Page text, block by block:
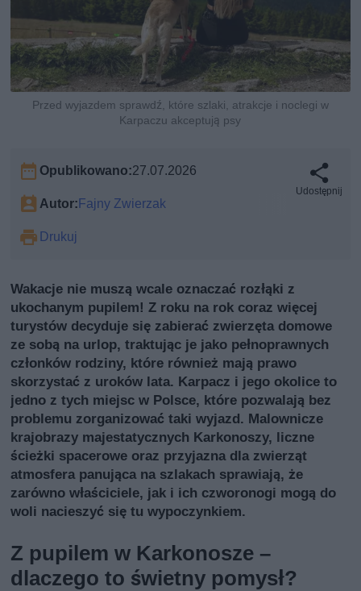
Przed wyjazdem sprawdź, które szlaki, atrakcje i noclegi w
Karpaczu akceptują psy
Opublikowano:27.07.2026
Autor:Fajny Zwierzak
Drukuj
Udostępnij
Wakacje nie muszą wcale oznaczać rozłąki z
ukochanym pupilem! Z roku na rok coraz więcej
turystów decyduje się zabierać zwierzęta domowe
ze sobą na urlop, traktując je jako pełnoprawnych
członków rodziny, które również mają prawo
skorzystać z uroków lata. Karpacz i jego okolice to
jedno z tych miejsc w Polsce, które pozwalają bez
problemu zorganizować taki wyjazd. Malownicze
krajobrazy majestatycznych Karkonoszy, liczne
ścieżki spacerowe oraz przyjazna dla zwierząt
atmosfera panująca na szlakach sprawiają, że
zarówno właściciele, jak i ich czworonogi mogą do
woli nacieszyć się tu wypoczynkiem.
Z pupilem w Karkonosze –
dlaczego to świetny pomysł?